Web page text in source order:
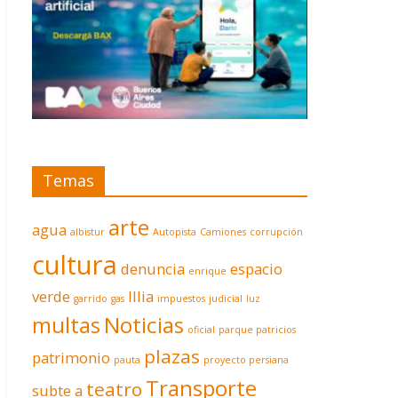
Temas
agua albistur arte Autopista Camiones corrupción
cultura denuncia enrique espacio
verde garrido gas Illia impuestos judicial luz
multas Noticias oficial parque patricios
patrimonio pauta plazas proyecto persiana
subte a teatro Transporte